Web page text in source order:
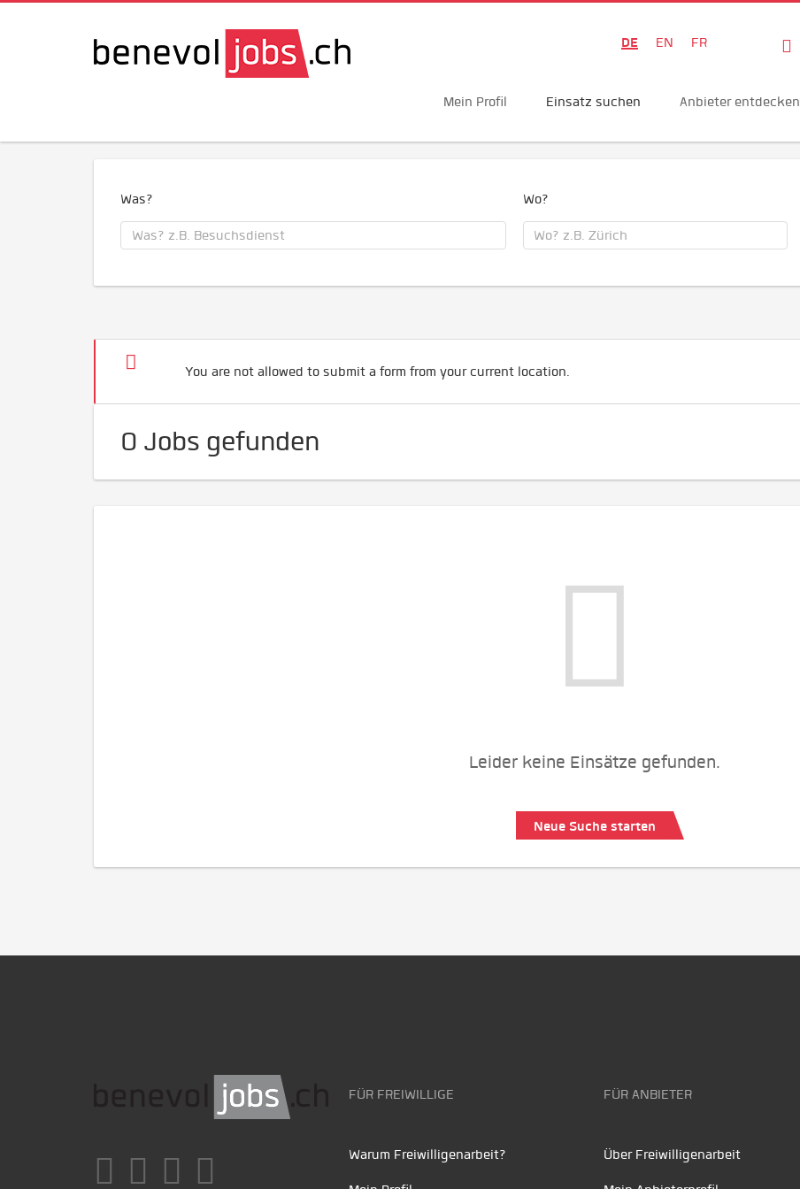
DE EN FR
Mein Profil Einsatz suchen Anbieter entdecken
Was? Wo?
You are not allowed to submit a form from your current location.
0 Jobs gefunden
Leider keine Einsätze gefunden.
Neue Suche starten
FÜR FREIWILLIGE
Warum Freiwilligenarbeit?
FÜR ANBIETER
Über Freiwilligenarbeit